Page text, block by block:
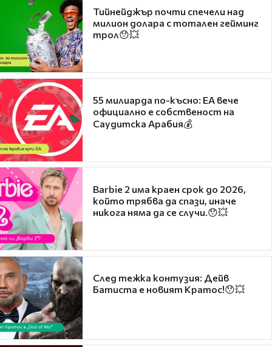
Тийнейджър почти спечели над
милион долара с тотален гейминг
трол😯💥
55 милиарда по-късно: EA вече
официално е собственост на
Саудитска Арабия💰
Barbie 2 има краен срок до 2026,
който трябва да спази, иначе
никога няма да се случи.😯💥
След тежка контузия: Дейв
Батиста е новият Кратос!😯💥